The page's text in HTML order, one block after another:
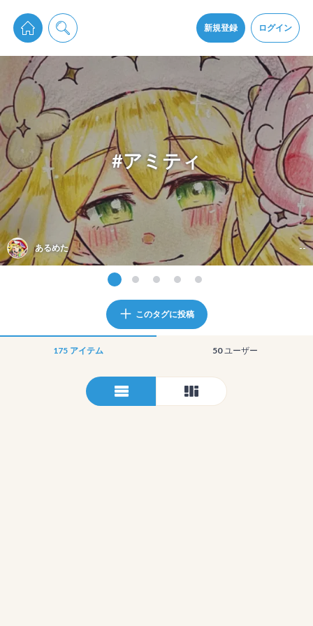
新規登録 ログイン
pixiv Sketchは2024年5月28日付で プライパシーポリシーを改定しました。
通知を受け取るにはここをクリックします
pixiv Sketchアプリでさらに快適に！
アプリをインストール
#アミティ
あるめた --
このタグに投稿
175 アイテム 50 ユーザー